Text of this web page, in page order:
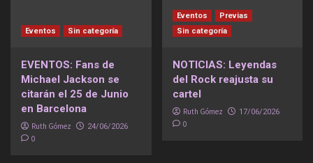
Eventos Sin categoría
EVENTOS: Fans de
Michael Jackson se
citarán el 25 de Junio
en Barcelona
Ruth Gómez 24/06/2026
0
Eventos
Previas
Sin categoría
NOTICIAS: Leyendas
del Rock reajusta su
cartel
Ruth Gómez 17/06/2026
0